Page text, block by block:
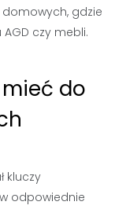
gdzie
czy mebli.
do
kluczy
odpowiednie